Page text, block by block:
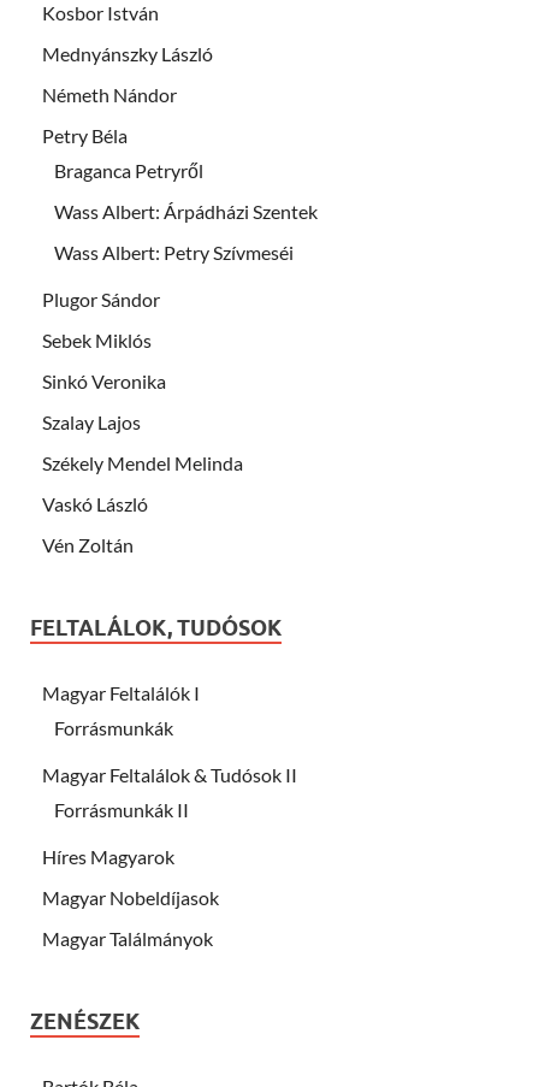
Kosbor István
Mednyánszky László
Németh Nándor
Petry Béla
Braganca Petryről
Wass Albert: Árpádházi Szentek
Wass Albert: Petry Szívmeséi
Plugor Sándor
Sebek Miklós
Sinkó Veronika
Szalay Lajos
Székely Mendel Melinda
Vaskó László
Vén Zoltán
FELTALÁLOK, TUDÓSOK
Magyar Feltalálók I
Forrásmunkák
Magyar Feltalálok & Tudósok II
Forrásmunkák II
Híres Magyarok
Magyar Nobeldíjasok
Magyar Találmányok
ZENÉSZEK